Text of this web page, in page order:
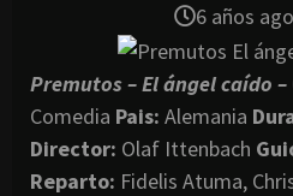
6 años ago
Premutos – El ángel caído –
Comedia Pais: Alemania
Director: Olaf Ittenbach
Reparto: Fidelis Atuma,